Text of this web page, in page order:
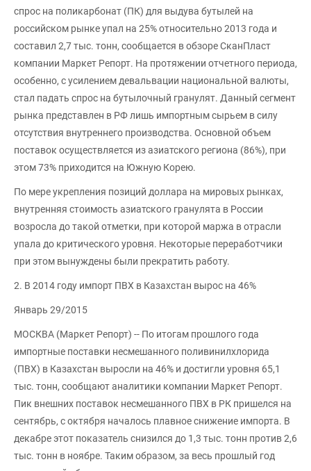
спрос на поликарбонат (ПК) для выдува бутылей на
российском рынке упал на 25% относительно 2013 года и
составил 2,7 тыс. тонн, сообщается в обзоре СканПласт
компании Маркет Репорт. На протяжении отчетного периода,
особенно, с усилением девальвации национальной валюты,
стал падать спрос на бутылочный гранулят. Данный сегмент
рынка представлен в РФ лишь импортным сырьем в силу
отсутствия внутреннего производства. Основной объем
поставок осуществляется из азиатского региона (86%), при
этом 73% приходится на Южную Корею.
По мере укрепления позиций доллара на мировых рынках,
внутренняя стоимость азиатского гранулята в России
возросла до такой отметки, при которой маржа в отрасли
упала до критического уровня. Некоторые переработчики
при этом вынуждены были прекратить работу.
2. В 2014 году импорт ПВХ в Казахстан вырос на 46%
Январь 29/2015
МОСКВА (Маркет Репорт) -- По итогам прошлого года
импортные поставки несмешанного поливинилхлорида
(ПВХ) в Казахстан выросли на 46% и достигли уровня 65,1
тыс. тонн, сообщают аналитики компании Маркет Репорт.
Пик внешних поставок несмешанного ПВХ в РК пришелся на
сентябрь, с октября началось плавное снижение импорта. В
декабре этот показатель снизился до 1,3 тыс. тонн против 2,6
тыс. тонн в ноябре. Таким образом, за весь прошлый год